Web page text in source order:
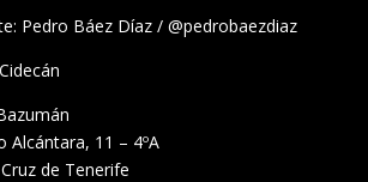
Pedro Báez Díaz / @pedrobaezdiaz
Alcántara, 11 – 4ºA
de Tenerife